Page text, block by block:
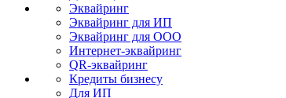
Эквайринг
Эквайринг для ИП
Эквайринг для ООО
Интернет-эквайринг
QR-эквайринг
Кредиты бизнесу
Для ИП